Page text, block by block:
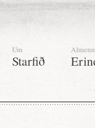
Um
Starfið
Almenn